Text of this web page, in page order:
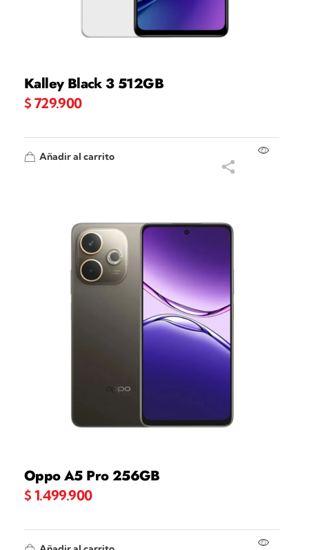
Kalley Black 3 512GB
$ 729.900
Añadir al carrito
Oppo A5 Pro 256GB
$ 1.499.900